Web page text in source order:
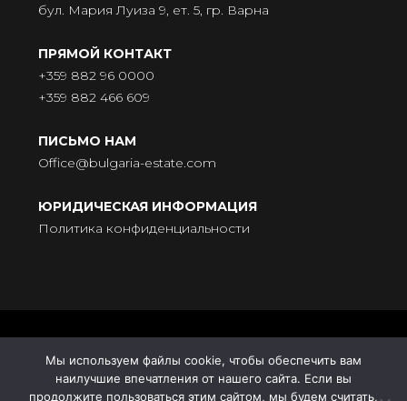
бул. Мария Луиза 9, ет. 5, гр. Варна
ПРЯМОЙ КОНТАКТ
+359 882 96 0000
+359 882 466 609
ПИСЬМО НАМ
Office@bulgaria-estate.com
ЮРИДИЧЕСКАЯ ИНФОРМАЦИЯ
Политика конфиденциальности
© BULGARIA-ESTATE - Всички права запазени. Адрес: бул.
„Княгиня Мария Луиза“ № 9, ет. 5, 9000 Варна |
Поддръжка отHomeGrid| Синхронизация сУсадьба
Мы используем файлы cookie, чтобы обеспечить вам
наилучшие впечатления от нашего сайта. Если вы
продолжите пользоваться этим сайтом, мы будем считать,